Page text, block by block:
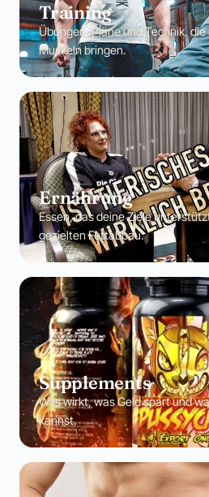
Training
Übungen, Pläne und Technik,
Muskeln bringen.
Ernährung
Essen, das deine Ziele
gezielten Fettabbau.
Supplements
Was wirkt, was Geld spart und
kannst.